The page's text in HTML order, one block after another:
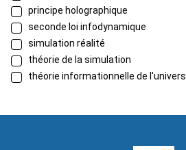
principe holographique
seconde loi infodynamique
simulation réalité
théorie de la simulation
théorie informationnelle de l'univers